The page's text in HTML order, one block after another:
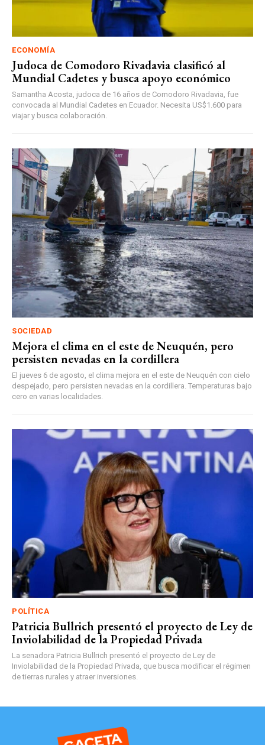
ECONOMÍA
Judoca de Comodoro Rivadavia clasificó al
Mundial Cadetes y busca apoyo económico
Samantha Acosta, judoca de 16 años de Comodoro Rivadavia, fue
convocada al Mundial Cadetes en Ecuador. Necesita US$1.600 para
viajar y busca colaboración.
SOCIEDAD
Mejora el clima en el este de Neuquén, pero
persisten nevadas en la cordillera
El jueves 6 de agosto, el clima mejora en el este de Neuquén con cielo
despejado, pero persisten nevadas en la cordillera. Temperaturas bajo
cero en varias localidades.
POLÍTICA
Patricia Bullrich presentó el proyecto de Ley de
Inviolabilidad de la Propiedad Privada
La senadora Patricia Bullrich presentó el proyecto de Ley de
Inviolabilidad de la Propiedad Privada, que busca modificar el régimen
de tierras rurales y atraer inversiones.